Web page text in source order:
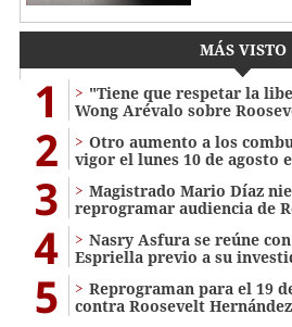
MÁS VISTO
1
"Tiene que respetar la
Wong Arévalo sobre
2
Otro aumento a los
vigor el lunes 10 de agosto
3
Magistrado Mario Díaz
reprogramar audiencia de
4
Nasry Asfura se reúne
Espriella previo a su
5
Reprograman para el 19
contra Roosevelt Hernández